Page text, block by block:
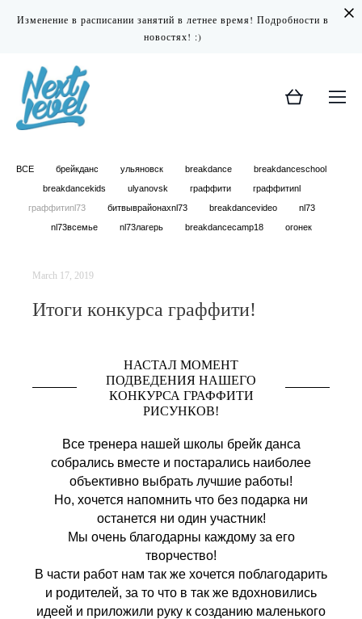
Изменение в расписании занятий в летнее время! Подробности в
новостях! :)
ВСЕ брейкданс ульяновск breakdance
breakdanceschool
breakdancekids
ulyanovsk граффити
граффитиnl
граффитиnl73
битвыврайонахnl73 breakdancevideo
nl73
nl73всемье
nl73лагерь breakdancecamp18 огонек
March 17, 2019
Итоги конкурса граффити!
НАСТАЛ МОМЕНТ
ПОДВЕДЕНИЯ НАШЕГО
КОНКУРСА ГРАФФИТИ
РИСУНКОВ!
Все тренера нашей школы брейк данса
собрались вместе и постарались наиболее
объективно выбрать лучшие работы!
Но, хочется напомнить что без подарка ни
останется ни один участник!
Мы очень благодарны каждому за его
творчество!
В части работ нам так же хочется поблагодарить
и родителей, за то что в так же вдохновились
идеей и приложили руку к созданию маленького